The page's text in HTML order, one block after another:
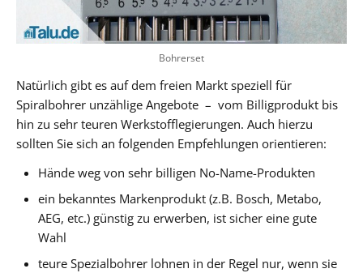
Bohrerset
Natürlich gibt es auf dem freien Markt speziell für
Spiralbohrer unzählige Angebote – vom Billigprodukt bis
hin zu sehr teuren Werkstofflegierungen. Auch hierzu
sollten Sie sich an folgenden Empfehlungen orientieren:
Hände weg von sehr billigen No-Name-Produkten
ein bekanntes Markenprodukt (z.B. Bosch, Metabo,
AEG, etc.) günstig zu erwerben, ist sicher eine gute
Wahl
teure Spezialbohrer lohnen in der Regel nur, wenn sie